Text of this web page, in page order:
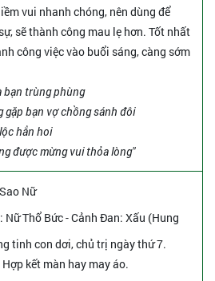
vui nhanh chóng, nên dùng để
sẽ thành công mau lẹ hơn. Tốt nhất
công việc vào buổi sáng, càng sớm
bạn trùng phùng
gặp bạn vợ chồng sánh đôi
hẳn hoi
được mừng vui thỏa lòng"
Nữ
: Nữ Thổ Bức - Cảnh Đan: Xấu (Hung
tinh con dơi, chủ trị ngày thứ 7.
Hợp kết màn hay may áo.